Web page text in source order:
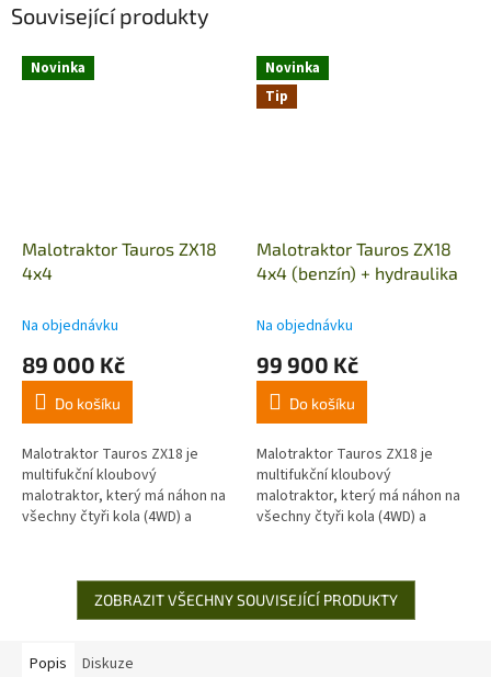
Související produkty
Novinka
Malotraktor Tauros ZX18
4x4
Na objednávku
89 000 Kč
Do košíku
Malotraktor Tauros ZX18 je
multifukční kloubový
malotraktor, který má náhon na
všechny čtyři kola (4WD) a
Novinka
Tip
Malotraktor Tauros ZX18
4x4 (benzín) + hydraulika
Na objednávku
99 900 Kč
Do košíku
Malotraktor Tauros ZX18 je
multifukční kloubový
malotraktor, který má náhon na
všechny čtyři kola (4WD) a
nabízí široké...
ZOBRAZIT VŠECHNY SOUVISEJÍCÍ PRODUKTY
Popis Diskuze